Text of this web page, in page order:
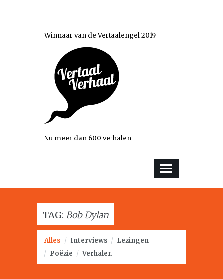
Winnaar van de Vertaalengel 2019
Nu meer dan 600 verhalen
TAG: Bob Dylan
Alles / Interviews / Lezingen
/ Poëzie / Verhalen